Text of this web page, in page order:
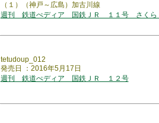
（１）（神戸～広島）加古川線
週刊 鉄道ぺディア 国鉄ＪＲ １１号 さくら
tetudoup_012
発売日 ：2016年5月17日
週刊 鉄道ぺディア 国鉄ＪＲ １２号